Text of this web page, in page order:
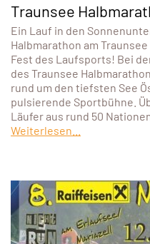
Traunsee
Ein Lauf in den
Halbmarathon am
Fest des Laufsports! Bei
des Traunsee
rund um den tiefsten See
pulsierende Sportbühne.
Läufer aus rund 50
Weiterlesen...